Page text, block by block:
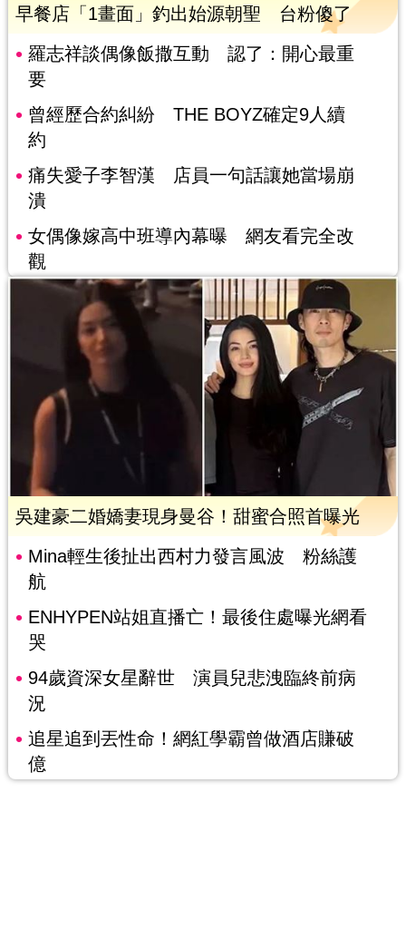
早餐店「1畫面」釣出始源朝聖 台粉傻了
羅志祥談偶像飯撒互動 認了：開心最重
要
曾經歷合約糾紛 THE BOYZ確定9人續
約
痛失愛子李智漢 店員一句話讓她當場崩
潰
女偶像嫁高中班導內幕曝 網友看完全改
觀
吳建豪二婚嬌妻現身曼谷！甜蜜合照首曝光
Mina輕生後扯出西村力發言風波 粉絲護
航
ENHYPEN站姐直播亡！最後住處曝光網看
哭
94歲資深女星辭世 演員兒悲洩臨終前病
況
追星追到丟性命！網紅學霸曾做酒店賺破
億